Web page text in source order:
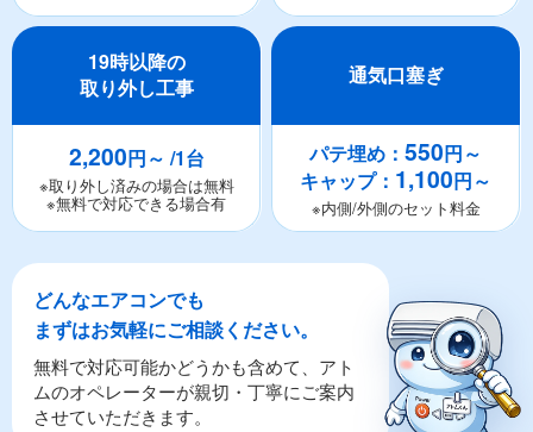
19時以降の
取り外し工事
2,200円～ /1台
※取り外し済みの場合は無料
※無料で対応できる場合有
通気口塞ぎ
パテ埋め：550円～
キャップ： 1,100円～
※内側/外側のセット料金
どんなエアコンでも
まずはお気軽にご相談ください。
無料で対応可能かどうかも含めて、アト
ムのオペレーターが親切・丁寧にご案内
させていただきます。